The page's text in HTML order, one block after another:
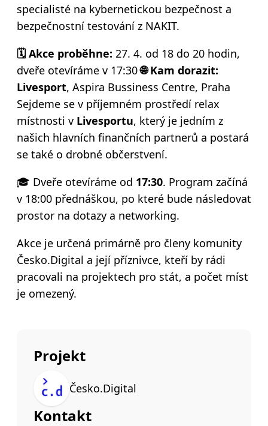
specialisté na kybernetickou bezpečnost a
bezpečnostní testování z NAKIT.
🗓️ Akce proběhne: 27. 4. od 18 do 20 hodin,
dveře otevíráme v 17:30 🌐 Kam dorazit:
Livesport, Aspira Bussiness Centre, Praha
Sejdeme se v příjemném prostředí relax
místnosti v Livesportu, který je jedním z
našich hlavních finančních partnerů a postará
se také o drobné občerstvení.
🎓 Dveře otevíráme od 17:30. Program začíná
v 18:00 přednáškou, po které bude následovat
prostor na dotazy a networking.
Akce je určená primárně pro členy komunity
Česko.Digital a její příznivce, kteří by rádi
pracovali na projektech pro stát, a počet míst
je omezený.
Projekt
Česko.Digital
Kontakt